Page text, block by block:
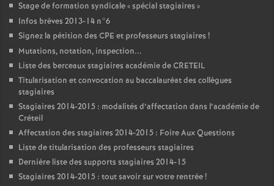
Stage de formation syndicale «spécial stagiaires »
Infos brèves 2013-14 n°6
Signez la pétition des CPE et professeurs stagiaires !
Mutations, notation, inspection...
Liste des berceaux stagiaires académie deCRETEIL
Titularisation et convocation au baccalauréat des collègues
stagiaires
Stagiaires 2014-2015 : modalités d’affectation dans l’académie de
Créteil
Affectation des stagiaires 2014-2015 : Foire Aux Questions
Liste de titularisation des professeurs stagiaires
Dernière liste des supports stagiaires 2014-15
Stagiaires 2014-2015 : tout savoir sur votre rentrée!